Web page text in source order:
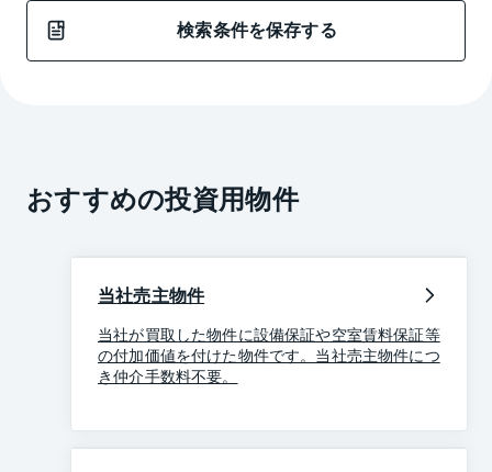
検索条件を保存する
おすすめの投資用物件
当社売主物件
当社が買取した物件に設備保証や空室賃料保証等
の付加価値を付けた物件です。当社売主物件につ
き仲介手数料不要。